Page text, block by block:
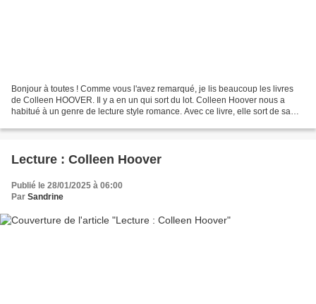
Bonjour à toutes ! Comme vous l'avez remarqué, je lis beaucoup les livres
de Colleen HOOVER. Il y a en un qui sort du lot. Colleen Hoover nous a
habitué à un genre de lecture style romance. Avec ce livre, elle sort de sa
Lecture : Colleen Hoover
Publié le 28/01/2025 à 06:00
Par Sandrine